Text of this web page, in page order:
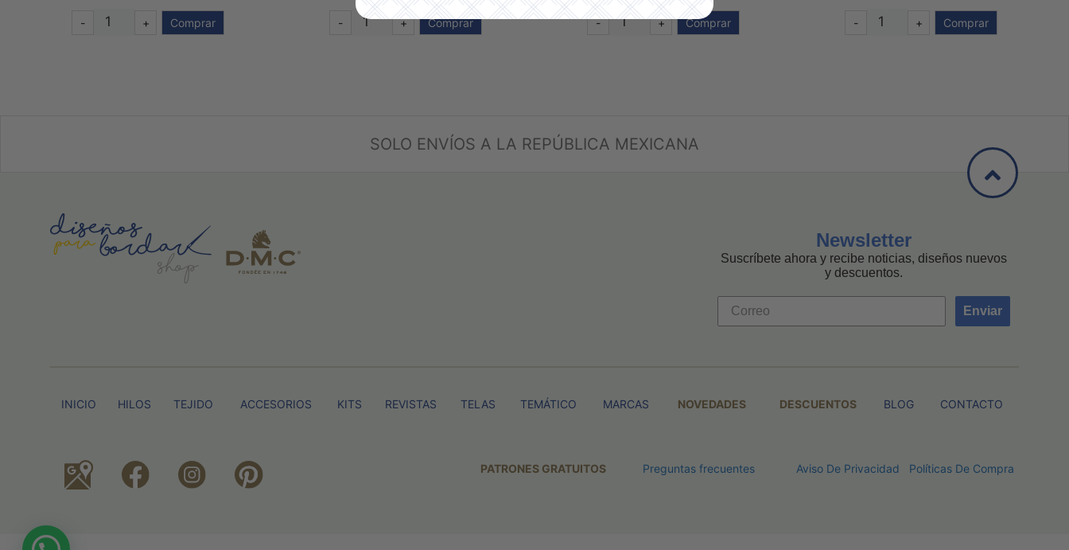
- + Comprar - + Comprar - + Comprar - + Comprar
SOLO ENVÍOS A LA REPÚBLICA MEXICANA
Newsletter
Suscríbete ahora y recibe noticias, diseños nuevos
y descuentos.
Enviar
INICIO HILOS TEJIDO ACCESORIOS KITS REVISTAS TELAS TEMÁTICO MARCAS NOVEDADES DESCUENTOS BLOG CONTACTO
PATRONES GRATUITOS Preguntas frecuentes Aviso De Privacidad Políticas De Compra